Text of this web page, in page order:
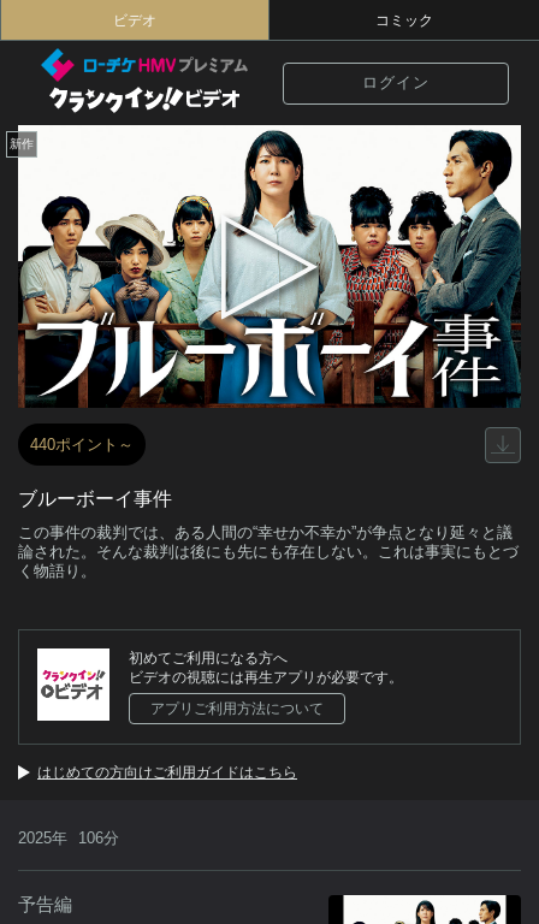
ビデオ コミック
ログイン
新作
440ポイント～
ブルーボーイ事件
この事件の裁判では、ある人間の“幸せか不幸か”が争点となり延々と議
論された。そんな裁判は後にも先にも存在しない。これは事実にもとづ
く物語り。
初めてご利用になる方へ
ビデオの視聴には再生アプリが必要です。
アプリご利用方法について
はじめての方向けご利用ガイドはこちら
2025年 106分
予告編